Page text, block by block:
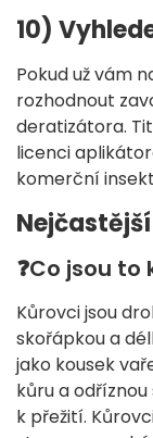
10)
Pokud už vám
rozhodnout
deratizátora.
licenci
komerční
❓Co jsou to
Kůrovci jsou
skořápkou a
jako kousek
kůru a
k přežití.